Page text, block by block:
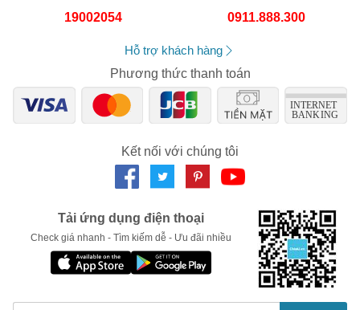
19002054
0911.888.300
Hỗ trợ khách hàng
Phương thức thanh toán
Kết nối với chúng tôi
Tải ứng dụng điện thoại
Check giá nhanh - Tìm kiếm dễ - Ưu đãi nhiều
Số lần áp dụng:1lần
Chỉ áp dụng cho gian hàng:
LẤY MÃ NGAY